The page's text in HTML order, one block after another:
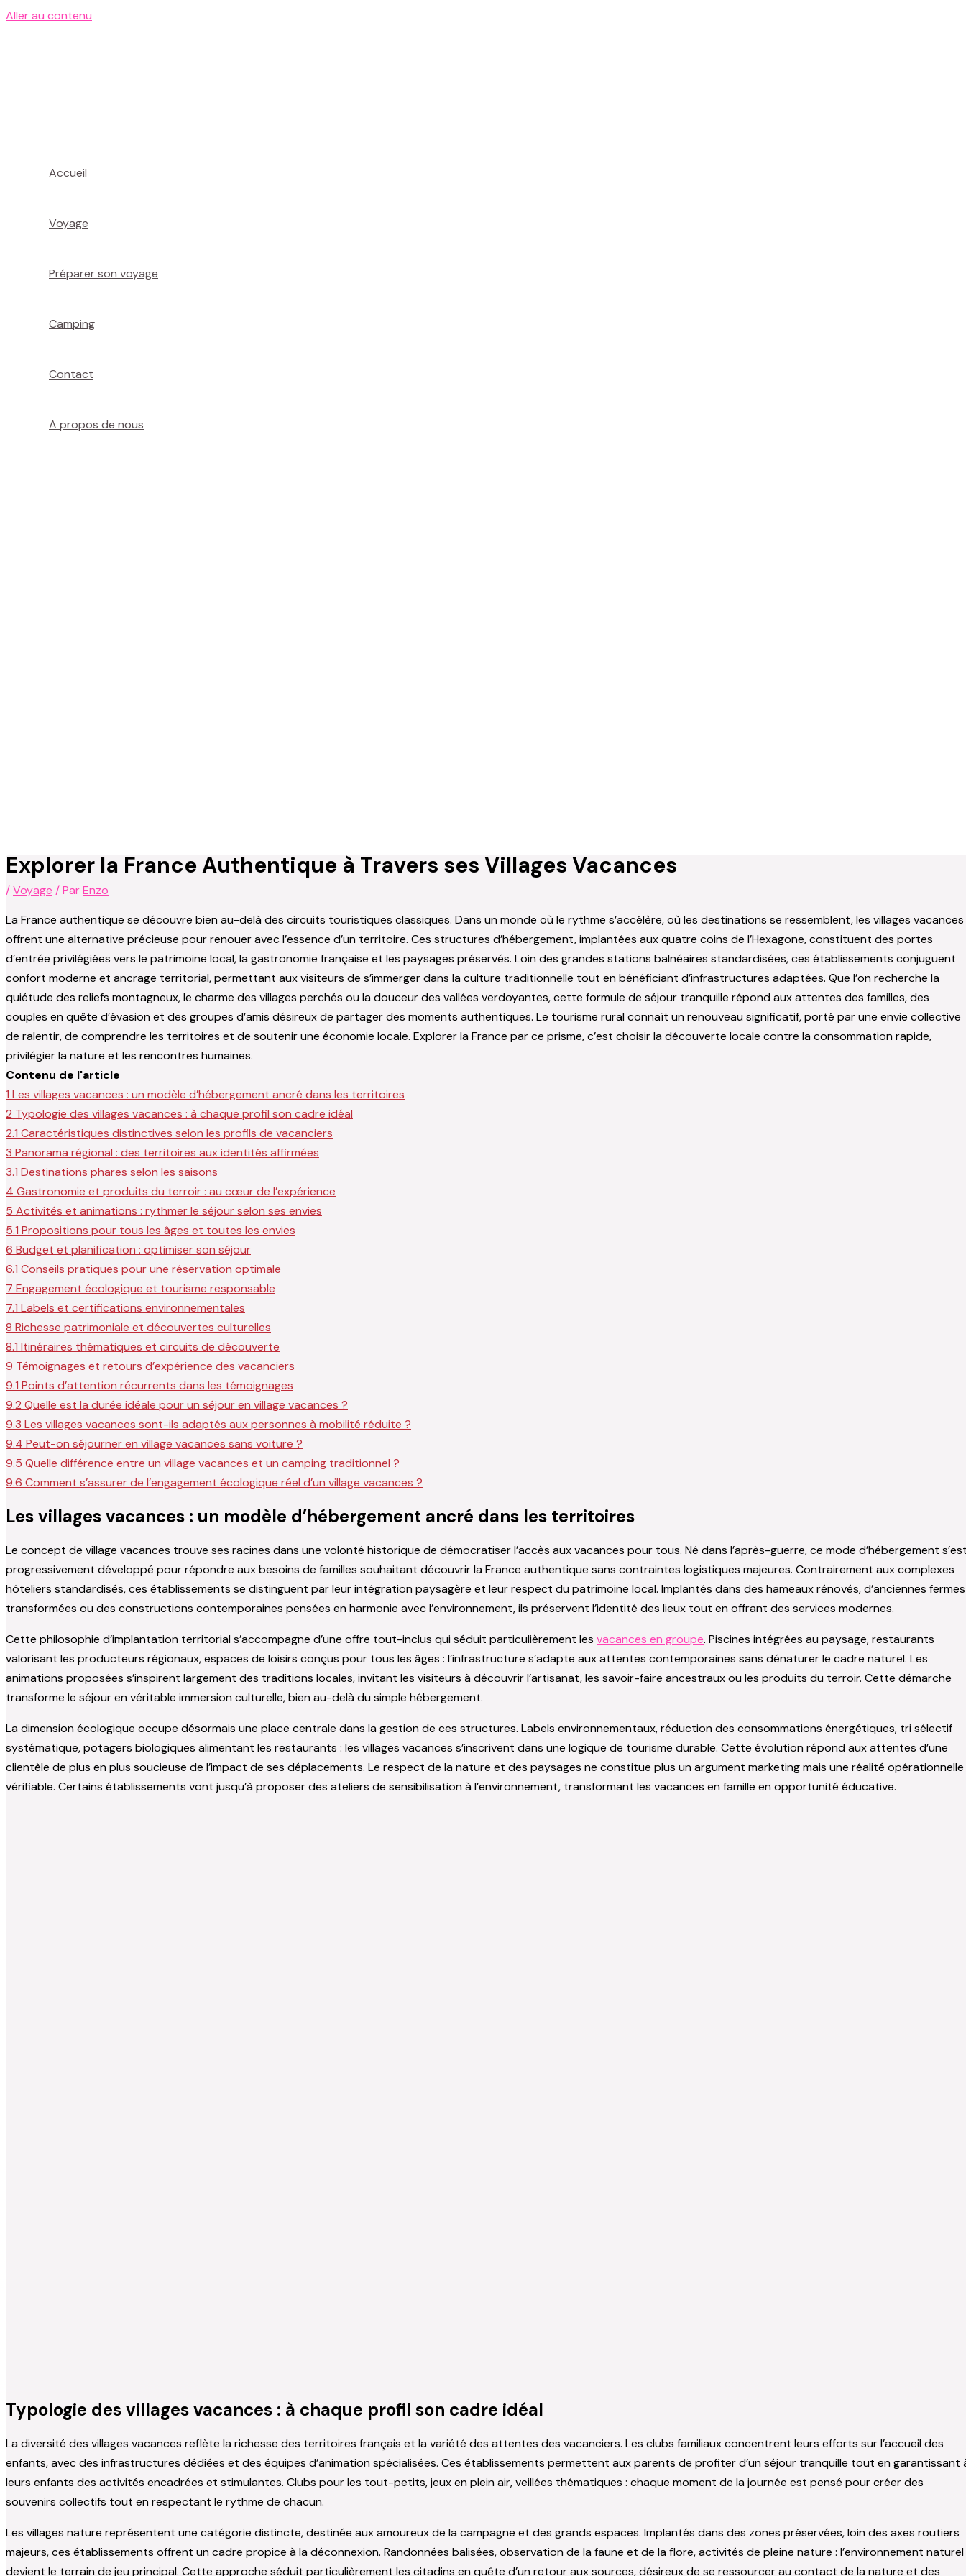
Aller au contenu
Accueil
Voyage
Préparer son voyage
Camping
Contact
A propos de nous
Explorer la France Authentique à Travers ses Villages Vacances
/Voyage / ParEnzo
La France authentique se découvre bien au-delà des circuits touristiques classiques. Dans un monde où le rythme s’accélère, où les destinations se ressemblent, les villages vacances
offrent une alternative précieuse pour renouer avec l’essence d’un territoire. Ces structures d’hébergement, implantées aux quatre coins de l’Hexagone, constituent des portes
d’entrée privilégiées vers le patrimoine local, la gastronomie française et les paysages préservés. Loin des grandes stations balnéaires standardisées, ces établissements conjuguent
confort moderne et ancrage territorial, permettant aux visiteurs de s’immerger dans la culture traditionnelle tout en bénéficiant d’infrastructures adaptées. Que l’on recherche la
quiétude des reliefs montagneux, le charme des villages perchés ou la douceur des vallées verdoyantes, cette formule de séjour tranquille répond aux attentes des familles, des
couples en quête d’évasion et des groupes d’amis désireux de partager des moments authentiques. Le tourisme rural connaît un renouveau significatif, porté par une envie collective
de ralentir, de comprendre les territoires et de soutenir une économie locale. Explorer la France par ce prisme, c’est choisir la découverte locale contre la consommation rapide,
privilégier la nature et les rencontres humaines.
Contenu de l'article
1 Les villages vacances : un modèle d’hébergement ancré dans les territoires
2 Typologie des villages vacances : à chaque profil son cadre idéal
2.1 Caractéristiques distinctives selon les profils de vacanciers
3 Panorama régional : des territoires aux identités affirmées
3.1 Destinations phares selon les saisons
4 Gastronomie et produits du terroir : au cœur de l’expérience
5 Activités et animations : rythmer le séjour selon ses envies
5.1 Propositions pour tous les âges et toutes les envies
6 Budget et planification : optimiser son séjour
6.1 Conseils pratiques pour une réservation optimale
7 Engagement écologique et tourisme responsable
7.1 Labels et certifications environnementales
8 Richesse patrimoniale et découvertes culturelles
8.1 Itinéraires thématiques et circuits de découverte
9 Témoignages et retours d’expérience des vacanciers
9.1 Points d’attention récurrents dans les témoignages
9.2 Quelle est la durée idéale pour un séjour en village vacances ?
9.3 Les villages vacances sont-ils adaptés aux personnes à mobilité réduite ?
9.4 Peut-on séjourner en village vacances sans voiture ?
9.5 Quelle différence entre un village vacances et un camping traditionnel ?
9.6 Comment s’assurer de l’engagement écologique réel d’un village vacances ?
Les villages vacances : un modèle d’hébergement ancré dans les territoires
Le concept de village vacances trouve ses racines dans une volonté historique de démocratiser l’accès aux vacances pour tous. Né dans l’après-guerre, ce mode d’hébergement
progressivement développé pour répondre aux besoins de familles souhaitant découvrir la France authentique sans contraintes logistiques majeures. Contrairement aux complexes
hôteliers standardisés, ces établissements se distinguent par leur intégration paysagère et leur respect du patrimoine local. Implantés dans des hameaux rénovés, d’anciennes fermes
transformées ou des constructions contemporaines pensées en harmonie avec l’environnement, ils préservent l’identité des lieux tout en offrant des services modernes.
Cette philosophie d’implantation territorial s’accompagne d’une offre tout-inclus qui séduit particulièrement les vacances en groupe. Piscines intégrées au paysage, restaurants
valorisant les producteurs régionaux, espaces de loisirs conçus pour tous les âges : l’infrastructure s’adapte aux attentes contemporaines sans dénaturer le cadre naturel. Les
animations proposées s’inspirent largement des traditions locales, invitant les visiteurs à découvrir l’artisanat, les savoir-faire ancestraux ou les produits du terroir. Cette démarche
transforme le séjour en véritable immersion culturelle, bien au-delà du simple hébergement.
La dimension écologique occupe désormais une place centrale dans la gestion de ces structures. Labels environnementaux, réduction des consommations énergétiques, tri sélectif
systématique, potagers biologiques alimentant les restaurants : les villages vacances s’inscrivent dans une logique de tourisme durable. Cette évolution répond aux attentes d’une
clientèle de plus en plus soucieuse de l’impact de ses déplacements. Le respect de la nature et des paysages ne constitue plus un argument marketing mais une réalité opérationnelle
vérifiable. Certains établissements vont jusqu’à proposer des ateliers de sensibilisation à l’environnement, transformant les vacances en famille en opportunité éducative.
Typologie des villages vacances : à chaque profil son cadre idéal
La diversité des villages vacances reflète la richesse des territoires français et la variété des attentes des vacanciers. Les clubs familiaux concentrent leurs efforts sur l’accueil des
enfants, avec des infrastructures dédiées et des équipes d’animation spécialisées. Ces établissements permettent aux parents de profiter d’un séjour tranquille tout en garantissant
leurs enfants des activités encadrées et stimulantes. Clubs pour les tout-petits, jeux en plein air, veillées thématiques : chaque moment de la journée est pensé pour créer des
souvenirs collectifs tout en respectant le rythme de chacun.
Les villages nature représentent une catégorie distincte, destinée aux amoureux de la campagne et des grands espaces. Implantés dans des zones préservées, loin des axes routiers
majeurs, ces établissements offrent un cadre propice à la déconnexion. Randonnées balisées, observation de la faune et de la flore, activités de pleine nature : l’environnement naturel
devient le terrain de jeu principal. Cette approche séduit particulièrement les citadins en quête d’un retour aux sources, désireux de se ressourcer au contact de la nature et des